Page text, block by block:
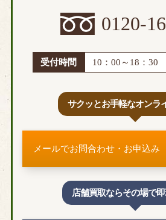
0120-
受付時間 10：00～18：30
サクッとお手軽なオンラ
メールでお問合わせ・お申込み
店舗買取ならその場で即